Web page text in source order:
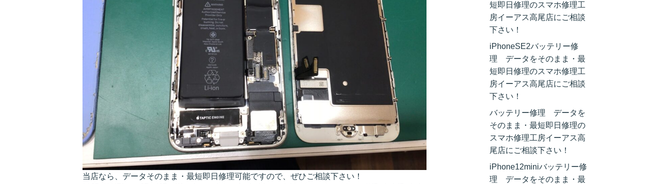
当店なら、データそのまま・最短即日修理可能ですので、ぜひご相談下さい！
短即日修理のスマホ修理工
房イーアス高尾店にご相談
下さい！
iPhoneSE2バッテリー修
理 データをそのまま・最
短即日修理のスマホ修理工
房イーアス高尾店にご相談
下さい！
バッテリー修理 データを
そのまま・最短即日修理の
スマホ修理工房イーアス高
尾店にご相談下さい！
iPhone12miniバッテリー修
理 データをそのまま・最